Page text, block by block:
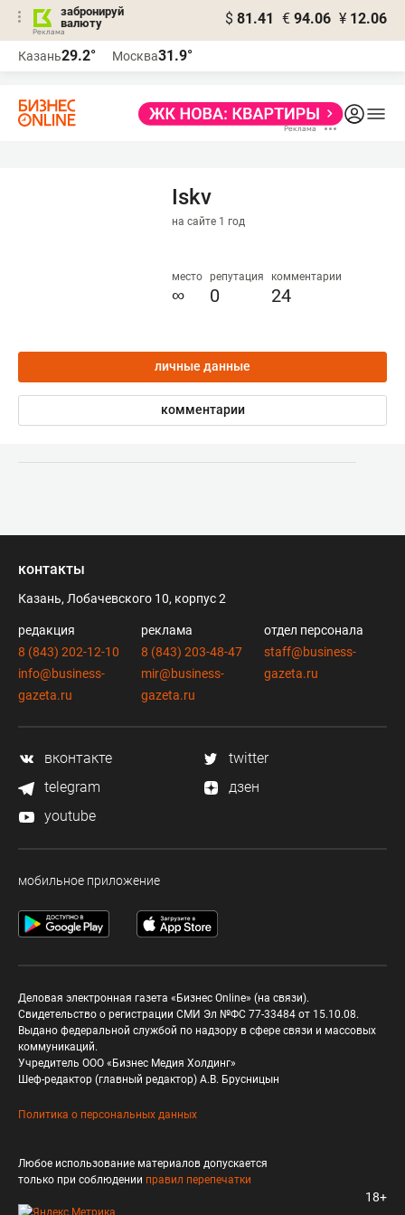
забронируй
валюту
$ 81.41 € 94.06 ¥ 12.06
Казань29.2° Москва31.9°
Iskv
на сайте 1 год
место
∞
репутация
0
комментарии
24
личные данные
комментарии
контакты
Казань, Лобачевского 10, корпус 2
редакция
8 (843) 202-12-10
info@business-
gazeta.ru
реклама
8 (843) 203-48-47
mir@business-
gazeta.ru
отдел персонала
staff@business-
gazeta.ru
вконтакте
twitter
telegram
дзен
youtube
мобильное приложение
Деловая электронная газета «Бизнес Online» (на связи).
Свидетельство о регистрации СМИ Эл №ФС 77-33484 от 15.10.08.
Выдано федеральной службой по надзору в сфере связи и массовых
коммуникаций.
Учредитель ООО «Бизнес Медия Холдинг»
Шеф-редактор (главный редактор) А.В. Брусницын
Политика о персональных данных
Любое использование материалов допускается
только при соблюдении правил перепечатки
18+